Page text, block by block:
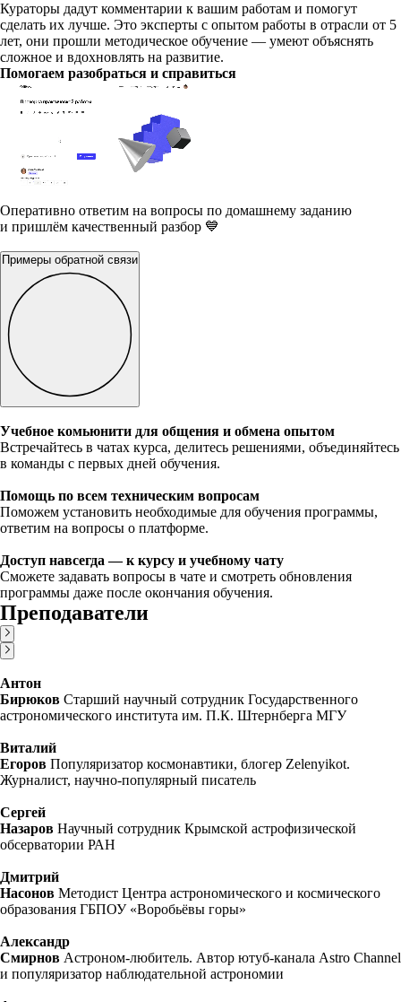
Кураторы дадут комментарии к вашим работам и помогут
сделать их лучше. Это эксперты с опытом работы в отрасли от 5
лет, они прошли методическое обучение — умеют объяснять
сложное и вдохновлять на развитие.
Помогаем разобраться и справиться
Оперативно ответим на вопросы по домашнему заданию
и пришлём качественный разбор 💙
Примеры обратной связи
Учебное комьюнити для общения и обмена опытом
Встречайтесь в чатах курса, делитесь решениями, объединяйтесь
в команды с первых дней обучения.
Помощь по всем техническим вопросам
Поможем установить необходимые для обучения программы,
ответим на вопросы о платформе.
Доступ навсегда — к курсу и учебному чату
Сможете задавать вопросы в чате и смотреть обновления
программы даже после окончания обучения.
Преподаватели
Антон
Бирюков Старший научный сотрудник Государственного
астрономического института им. П.К. Штернберга МГУ
Виталий
Егоров Популяризатор космонавтики, блогер Zelenyikot.
Журналист, научно-популярный писатель
Сергей
Назаров Научный сотрудник Крымской астрофизической
обсерватории РАН
Дмитрий
Насонов Методист Центра астрономического и космического
образования ГБПОУ «Воробьёвы горы»
Александр
Смирнов Астроном-любитель. Автор ютуб-канала Astro Channel
и популяризатор наблюдательной астрономии